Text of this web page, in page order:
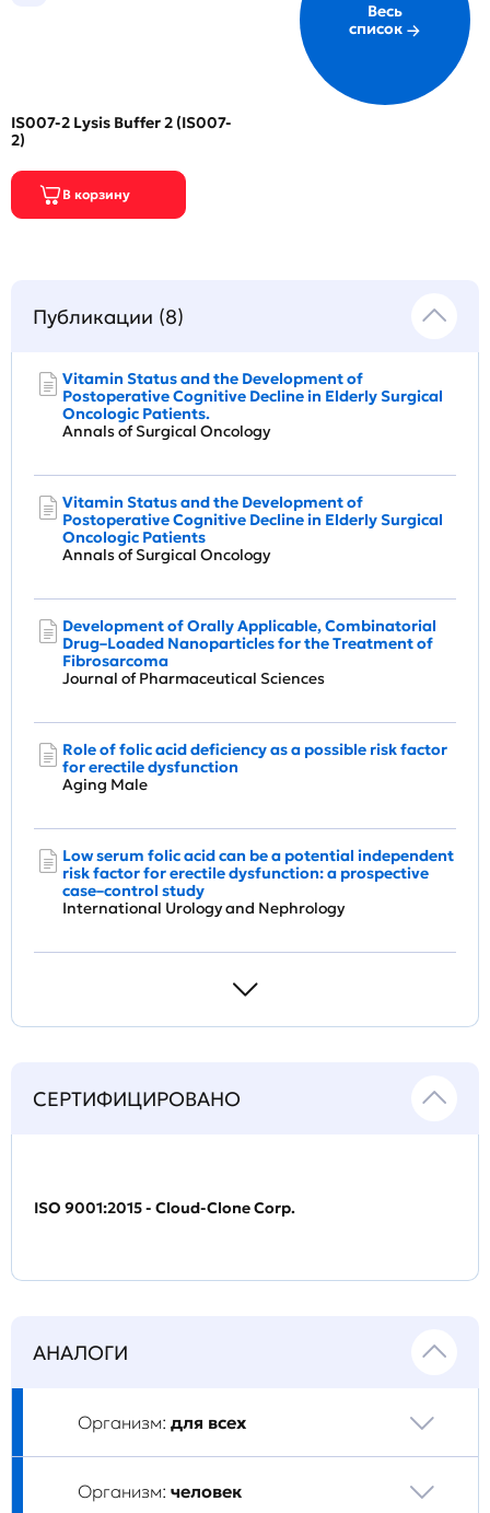
IS007-2 Lysis Buffer 2 (IS007-
2)
Весь
список
Публикации (8)
Vitamin Status and the Development of
Postoperative Cognitive Decline in Elderly Surgical
Oncologic Patients.
Annals of Surgical Oncology
Vitamin Status and the Development of
Postoperative Cognitive Decline in Elderly Surgical
Oncologic Patients
Annals of Surgical Oncology
Development of Orally Applicable, Combinatorial
Drug–Loaded Nanoparticles for the Treatment of
Fibrosarcoma
Journal of Pharmaceutical Sciences
Role of folic acid deficiency as a possible risk factor
for erectile dysfunction
Aging Male
Low serum folic acid can be a potential independent
risk factor for erectile dysfunction: a prospective
case–control study
International Urology and Nephrology
СЕРТИФИЦИРОВАНО
ISO 9001:2015 - Cloud-Clone Corp.
АНАЛОГИ
Организм: для всех
Организм: человек